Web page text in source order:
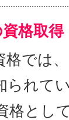
格取
格では
られて
格とし